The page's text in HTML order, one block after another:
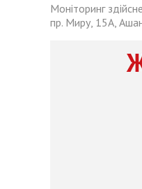
Моніторинг
пр. Миру, 15А,